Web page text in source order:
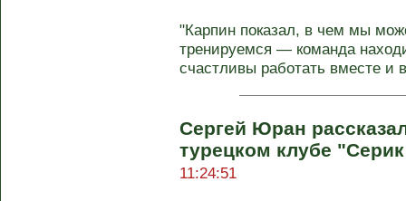
"Карпин показал, в чем мы
тренируемся — команда
счастливы работать вместе и
Сергей Юран
турецком клубе
11:24:51